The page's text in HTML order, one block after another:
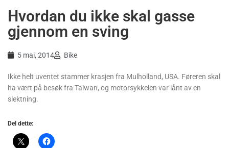
Hvordan du ikke skal gasse
gjennom en sving
5 mai, 2014 Bike
Ikke helt uventet stammer krasjen fra Mulholland, USA. Føreren skal
ha vært på besøk fra Taiwan, og motorsykkelen var lånt av en
slektning.
Del dette: